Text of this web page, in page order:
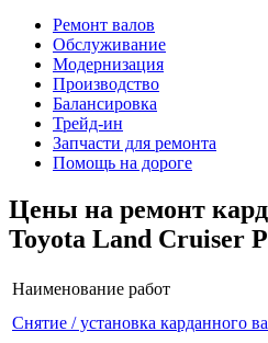
Ремонт валов
Обслуживание
Модернизация
Производство
Балансировка
Трейд-ин
Запчасти для ремонта
Помощь на дороге
Цены на ремонт
Toyota Land Cruiser
Наименование работ
Снятие / установка карданного